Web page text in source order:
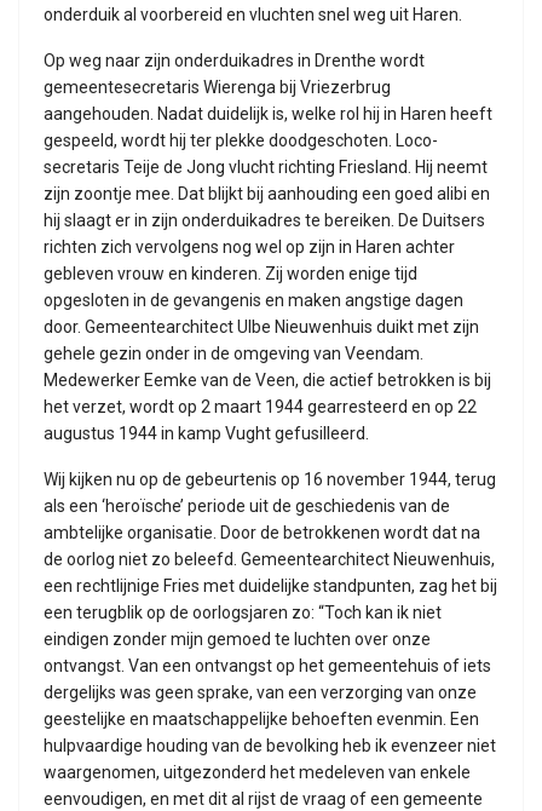
onderduik al voorbereid en vluchten snel weg uit Haren.
Op weg naar zijn onderduikadres in Drenthe wordt
gemeentesecretaris Wierenga bij Vriezerbrug
aangehouden. Nadat duidelijk is, welke rol hij in Haren heeft
gespeeld, wordt hij ter plekke doodgeschoten. Loco-
secretaris Teije de Jong vlucht richting Friesland. Hij neemt
zijn zoontje mee. Dat blijkt bij aanhouding een goed alibi en
hij slaagt er in zijn onderduikadres te bereiken. De Duitsers
richten zich vervolgens nog wel op zijn in Haren achter
gebleven vrouw en kinderen. Zij worden enige tijd
opgesloten in de gevangenis en maken angstige dagen
door. Gemeentearchitect Ulbe Nieuwenhuis duikt met zijn
gehele gezin onder in de omgeving van Veendam.
Medewerker Eemke van de Veen, die actief betrokken is bij
het verzet, wordt op 2 maart 1944 gearresteerd en op 22
augustus 1944 in kamp Vught gefusilleerd.
Wij kijken nu op de gebeurtenis op 16 november 1944, terug
als een ‘heroïsche’ periode uit de geschiedenis van de
ambtelijke organisatie. Door de betrokkenen wordt dat na
de oorlog niet zo beleefd. Gemeentearchitect Nieuwenhuis,
een rechtlijnige Fries met duidelijke standpunten, zag het bij
een terugblik op de oorlogsjaren zo: “Toch kan ik niet
eindigen zonder mijn gemoed te luchten over onze
ontvangst. Van een ontvangst op het gemeentehuis of iets
dergelijks was geen sprake, van een verzorging van onze
geestelijke en maatschappelijke behoeften evenmin. Een
hulpvaardige houding van de bevolking heb ik evenzeer niet
waargenomen, uitgezonderd het medeleven van enkele
eenvoudigen, en met dit al rijst de vraag of een gemeente